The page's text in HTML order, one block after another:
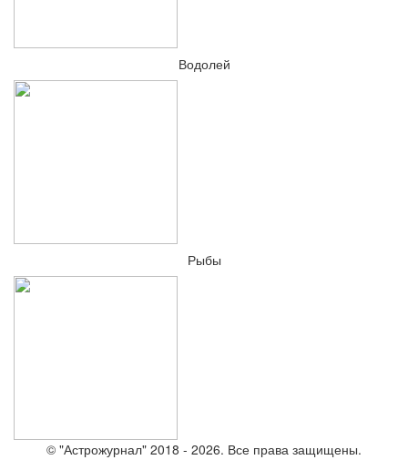
Водолей
Рыбы
© "Астрожурнал" 2018 - 2026. Все права защищены.